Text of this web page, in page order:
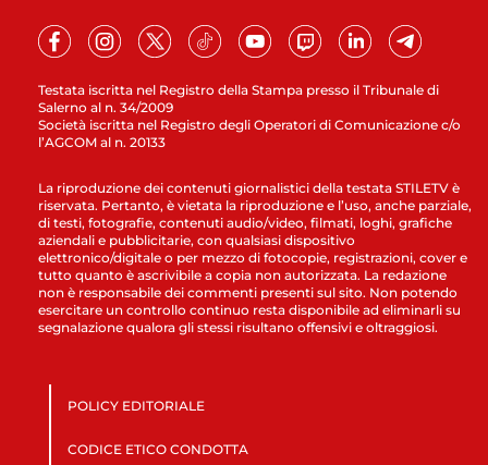
Testata iscritta nel Registro della Stampa presso il Tribunale di
Salerno al n. 34/2009
Società iscritta nel Registro degli Operatori di Comunicazione c/o
l’AGCOM al n. 20133
La riproduzione dei contenuti giornalistici della testata STILETV è
riservata. Pertanto, è vietata la riproduzione e l’uso, anche parziale,
di testi, fotografie, contenuti audio/video, filmati, loghi, grafiche
aziendali e pubblicitarie, con qualsiasi dispositivo
elettronico/digitale o per mezzo di fotocopie, registrazioni, cover e
tutto quanto è ascrivibile a copia non autorizzata. La redazione
non è responsabile dei commenti presenti sul sito. Non potendo
esercitare un controllo continuo resta disponibile ad eliminarli su
segnalazione qualora gli stessi risultano offensivi e oltraggiosi.
POLICY EDITORIALE
CODICE ETICO CONDOTTA